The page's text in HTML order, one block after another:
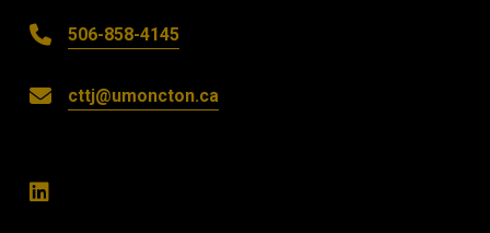
506-858-4145
cttj@umoncton.ca